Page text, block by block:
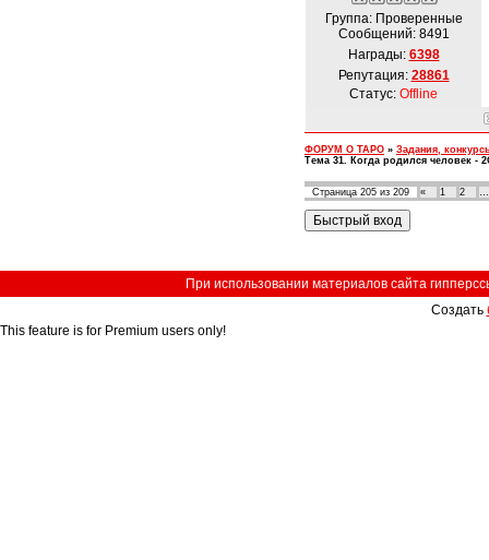
Группа: Проверенные
Сообщений: 8491
Награды: 6398
Репутация: 28861
Статус: Offline
ФОРУМ О ТАРО » Задания,
Тема 31. Когда родился человек -
Страница 205 из 209 « 1 2 …
При использовании материалов сайта
Создать
This feature is for Premium users only!